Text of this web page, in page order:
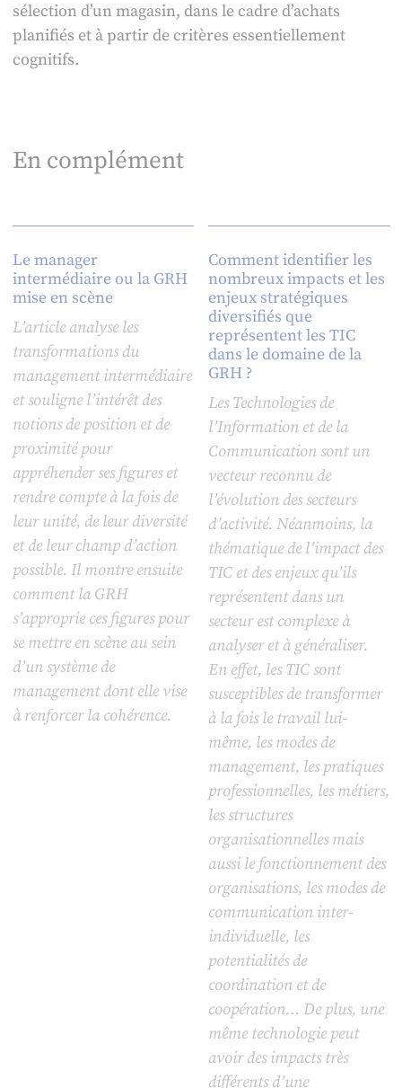
sélection d’un magasin, dans le cadre d’achats
planifiés et à partir de critères essentiellement
cognitifs.
En complément
Le manager
intermédiaire ou la GRH
mise en scène
L’article analyse les
transformations du
management intermédiaire
et souligne l’intérêt des
notions de position et de
proximité pour
appréhender ses figures et
rendre compte à la fois de
leur unité, de leur diversité
et de leur champ d’action
possible. Il montre ensuite
comment la GRH
s’approprie ces figures pour
se mettre en scène au sein
d’un système de
management dont elle vise
à renforcer la cohérence.
Comment identifier les
nombreux impacts et les
enjeux stratégiques
diversifiés que
représentent les TIC
dans le domaine de la
GRH ?
Les Technologies de
l’Information et de la
Communication sont un
vecteur reconnu de
l’évolution des secteurs
d’activité. Néanmoins, la
thématique de l’impact des
TIC et des enjeux qu’ils
représentent dans un
secteur est complexe à
analyser et à généraliser.
En effet, les TIC sont
susceptibles de transformer
à la fois le travail lui-
même, les modes de
management, les pratiques
professionnelles, les métiers,
les structures
organisationnelles mais
aussi le fonctionnement des
organisations, les modes de
communication inter-
individuelle, les
potentialités de
coordination et de
coopération… De plus, une
même technologie peut
avoir des impacts très
différents d’une